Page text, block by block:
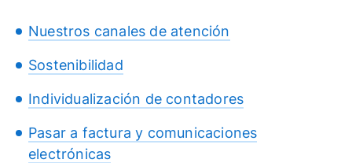
Nuestros canales de atención
Sostenibilidad
Individualización de contadores
Pasar a factura y comunicaciones
electrónicas